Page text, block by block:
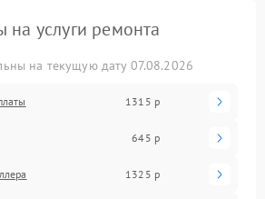
на услуги ремонта
на текущую дату 07.08.2026
1315 р
645 р
1325 р